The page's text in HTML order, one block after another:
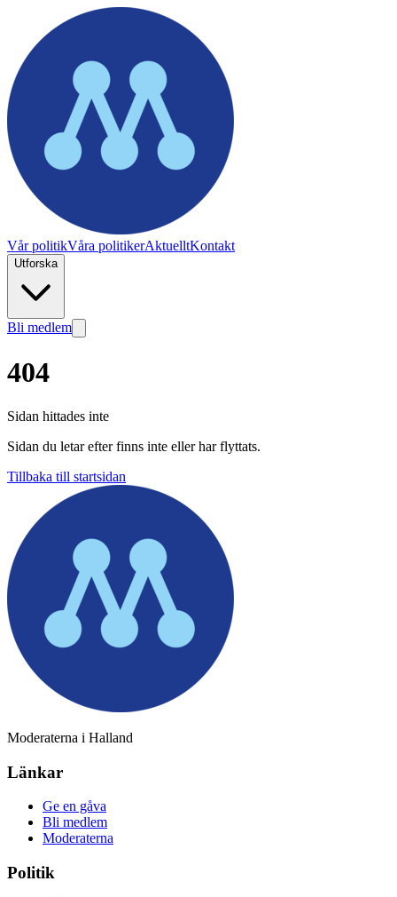
Vår politikVåra politikerAktuelltKontakt
Utforska
Bli medlem
404
Sidan hittades inte
Sidan du letar efter finns inte eller har flyttats.
Tillbaka till startsidan
Moderaterna i Halland
Länkar
Ge en gåva
Bli medlem
Moderaterna
Politik